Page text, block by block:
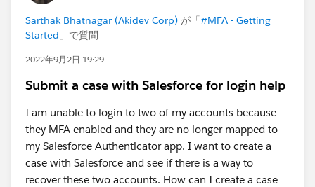
Sarthak Bhatnagar (Akidev Corp) が「#MFA - Getting
Started 」で質問
2022年9月2日 19:29
Submit a case with Salesforce for login help
I am unable to login to two of my accounts because
they MFA enabled and they are no longer mapped to
my Salesforce Authenticator app. I want to create a
case with Salesforce and see if there is a way to
recover these two accounts. How can I create a case